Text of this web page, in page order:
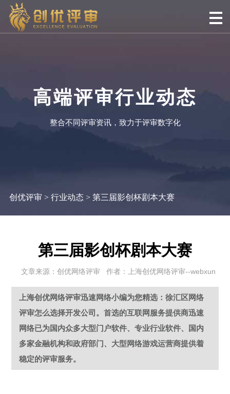
高端评审行业动态
整合不同评审资讯，致力于评审数字化
创优评审 > 行业动态> 第三届影创杯剧本大赛
第三届影创杯剧本大赛
文章来源：创优网络评审 作者：上海创优网络评审--webxun
上海创优网络评审迅速网络小编为您精选：徐汇区网络
评审怎么选择开发公司。首选的互联网服务提供商迅速
网络已为国内众多大型门户软件、专业行业软件、国内
多家金融机构和政府部门、大型网络游戏运营商提供着
稳定的评审服务。